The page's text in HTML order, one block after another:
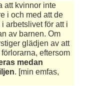
att kvinnor inte
i och med att de
arbetslivet för att i
av barnen. Om
glädjen av att
eftersom
medan
. [min emfas,